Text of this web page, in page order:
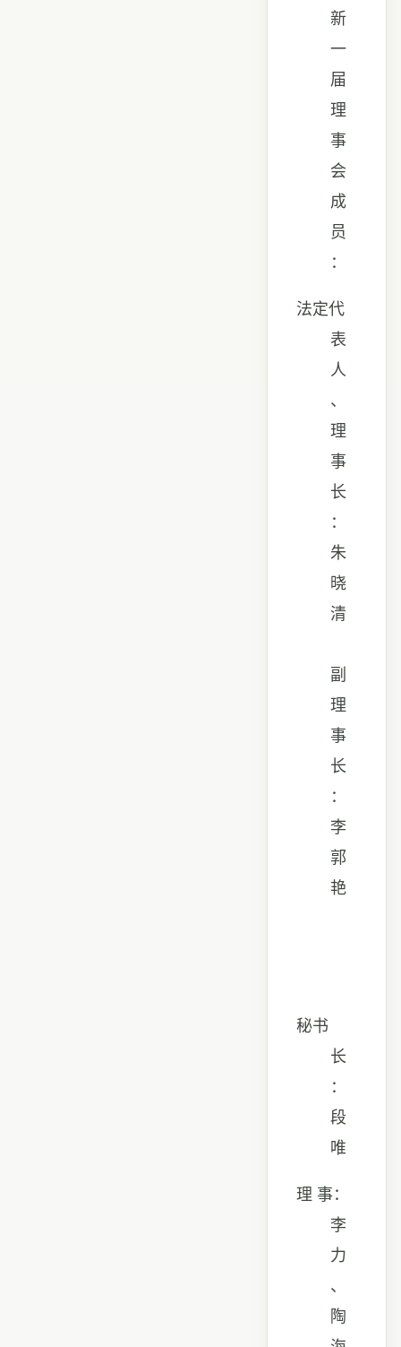
新
一
届
理
事
会
成
员
：
法定代
表
人
、
理
事
长
：
朱
晓
清
副
理
事
长
：
李
郭
艳
秘书
长
：
段
唯
理 事：
李
力
、
陶